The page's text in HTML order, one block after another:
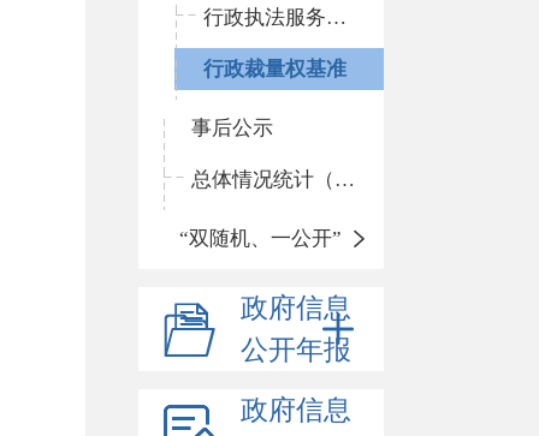
行政执法服务指南
行政裁量权基准
事后公示
总体情况统计（统计年报）
“双随机、一公开”
政府信息
公开年报
政府信息